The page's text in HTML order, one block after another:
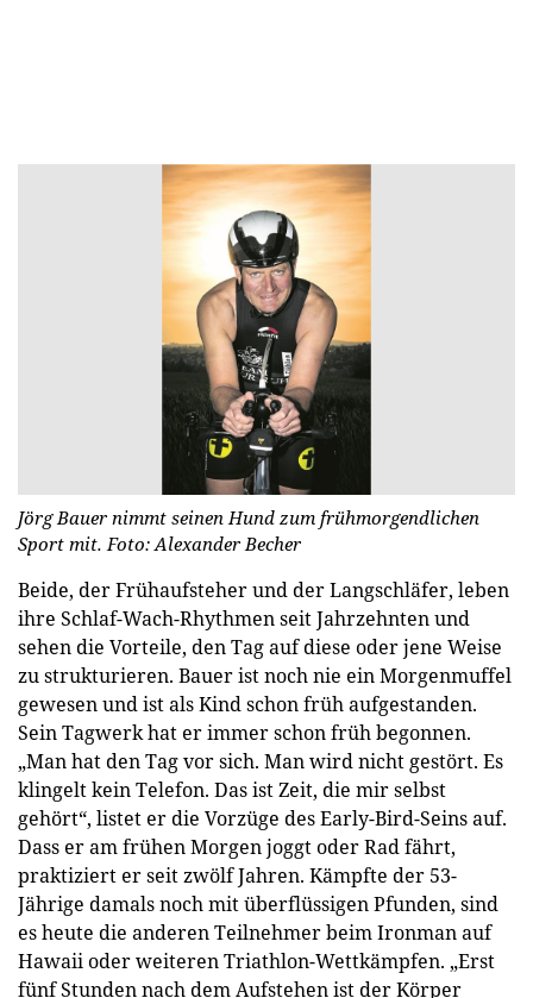
Jörg Bauer nimmt seinen Hund zum frühmorgendlichen
Sport mit.Foto: Alexander Becher
Beide, der Frühaufsteher und der Langschläfer, leben
ihre Schlaf-Wach-Rhythmen seit Jahrzehnten und
sehen die Vorteile, den Tag auf diese oder jene Weise
zu strukturieren. Bauer ist noch nie ein Morgenmuffel
gewesen und ist als Kind schon früh aufgestanden.
Sein Tagwerk hat er immer schon früh begonnen.
„Man hat den Tag vor sich. Man wird nicht gestört. Es
klingelt kein Telefon. Das ist Zeit, die mir selbst
gehört“, listet er die Vorzüge des Early-Bird-Seins auf.
Dass er am frühen Morgen joggt oder Rad fährt,
praktiziert er seit zwölf Jahren. Kämpfte der 53-
Jährige damals noch mit überflüssigen Pfunden, sind
es heute die anderen Teilnehmer beim Ironman auf
Hawaii oder weiteren Triathlon-Wettkämpfen. „Erst
fünf Stunden nach dem Aufstehen ist der Körper